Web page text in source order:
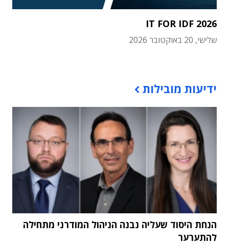
IT FOR IDF 2026
שלישי, 20 באוקטובר 2026
ידיעות מובילות
הנחת היסוד שעליה נבנה הניהול המודרני מתחילה
להתערער